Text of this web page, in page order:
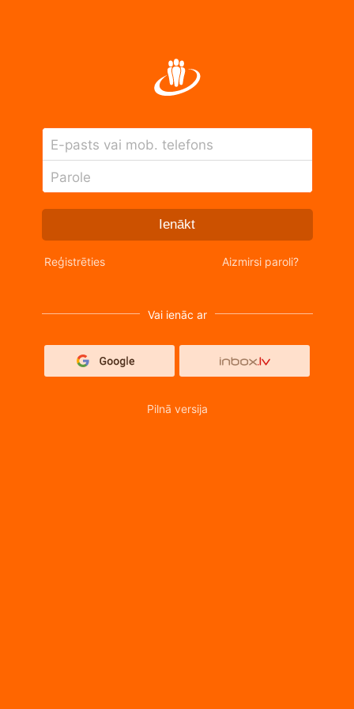
E-pasts vai mob. telefons
Parole
Ienākt
Reģistrēties Aizmirsi paroli?
Vai ienāc ar
Pilnā versija